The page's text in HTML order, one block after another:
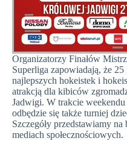
Organizatorzy Finałów
Superliga zapowiadają, że
najlepszych hokeistek i
atrakcją dla kibiców
Jadwigi. W trakcie
odbędzie się także turniej
Szczegóły przedstawiamy
mediach społecznościowych.